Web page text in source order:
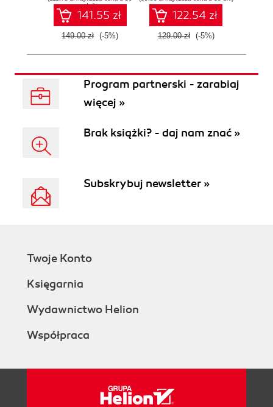
dni)
141.55 zł
149.00 zł (-5%)
122.54 zł
129.00 zł (-5%)
Program partnerski - zarabiaj
więcej »
Brak książki? - daj nam znać »
Subskrybuj newsletter »
Twoje Konto
Księgarnia
Wydawnictwo Helion
Współpraca